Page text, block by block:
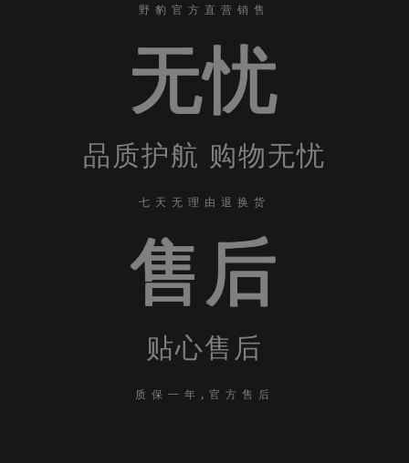
野豹官方直营销售
无忧
品质护航 购物无忧
七天无理由退换货
售后
贴心售后
质保一年,官方售后